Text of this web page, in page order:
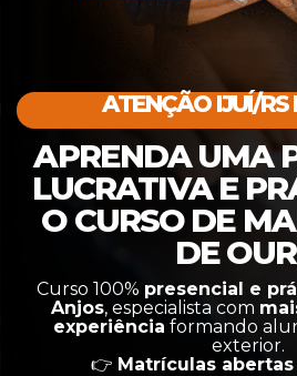
ATENÇÃO IJUÍ/RS
APRENDA UMA
LUCRATIVA E
O CURSO DE
DE
Curso 100% presencial e
Anjos, especialista com
experiência formando
exterior.
👉 Matrículas abertas